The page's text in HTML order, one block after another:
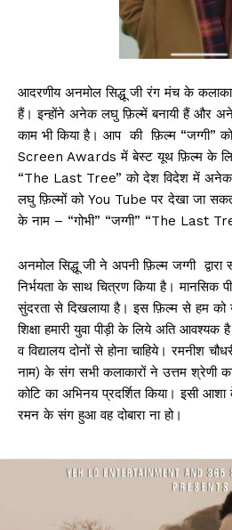
आदरणीय अनमोल सिद्धू जी रंग मंच के
हैं। इन्होंने अनेक लघु फ़िल्में बनायी हैं और
काम भी किया है। आप की फ़िल्म “जग्गी”
Screen Awards में बेस्ट यूथ फ़िल्म के
“The Last Tree” को देश विदेश में अनेक
लघु फ़िल्मों को You Tube पर देखा जा
के नाम – “गोभी” “जग्गी” “The Last
अनमोल सिद्धू जी ने अपनी फ़िल्म जग्गी
निर्भयता के साथ चित्रण किया है। मानसिक
सुंदरता से दिखलाया है। इस फ़िल्म से हम को
शिक्षा हमारी युवा पीड़ी के लिये अति
व विद्यालय दोनों से होना चाहिये। रमनीश
नाम) के संग सभी कलाकारों ने उत्तम श्रेणी
कोटि का अभिनय प्रदर्शित किया। इसी
रमन के संग हुआ वह दोबारा ना हो।